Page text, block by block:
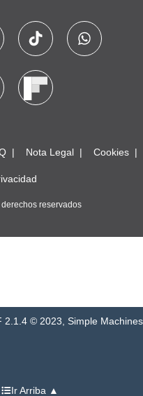
Nota Legal Cookies
reservados
2.1.4 © 2023 Simple Machines
Ir Arriba ▲